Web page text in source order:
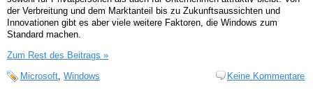
der Verbreitung und dem Marktanteil bis zu Zukunftsaussichten und
Innovationen gibt es aber viele weitere Faktoren, die Windows zum
Standard machen.
Zum Rest des Beitrags »
Microsoft, Windows Keine Kommentare